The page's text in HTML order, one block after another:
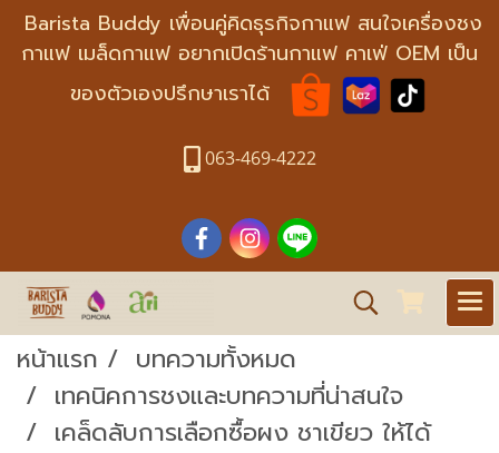
Barista Buddy เพื่อนคู่คิดธุรกิจกาแฟ สนใจเครื่องชง
กาแฟ เมล็ดกาแฟ อยากเปิดร้านกาแฟ คาเฟ่ OEM เป็น
ของตัวเองปรึกษาเราได้
063-469-4222
หน้าแรก
บทความทั้งหมด
เทคนิคการชงและบทความที่น่าสนใจ
เคล็ดลับการเลือกซื้อผง ชาเขียว ให้ได้